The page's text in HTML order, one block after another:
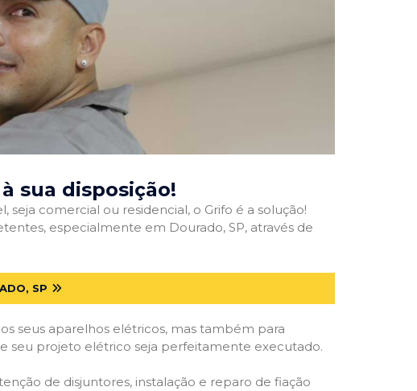
sua disposição!
seja comercial ou residencial, o Grifo é a solução!
especialmente em Dourado, SP, através de
SP
seus aparelhos elétricos, mas também para
seu projeto elétrico seja perfeitamente executado.
de disjuntores, instalação e reparo de fiação